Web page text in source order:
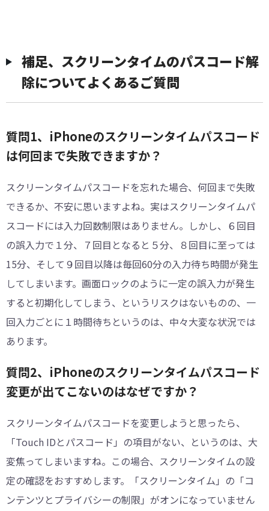
補足、スクリーンタイムのパスコード解
除についてよくあるご質問
質問1、iPhoneのスクリーンタイムパスコード
は何回まで失敗できますか？
スクリーンタイムパスコードを忘れた場合、何回まで失敗
できるか、不安に思いますよね。実はスクリーンタイムパ
スコードには入力回数制限はありません。しかし、６回目
の誤入力で１分、７回目となると５分、８回目に至っては
15分、そして９回目以降は毎回60分の入力待ち時間が発生
してしまいます。画面ロックのように一定の誤入力が発生
すると初期化してしまう、というリスクはないものの、一
回入力ごとに１時間待ちというのは、中々大変な状況では
あります。
質問2、iPhoneのスクリーンタイムパスコード
変更が出てこないのはなぜですか？
スクリーンタイムパスコードを変更しようと思ったら、
「Touch IDとパスコード」の項目がない、というのは、大
変焦ってしまいますね。この場合、スクリーンタイムの設
定の確認をおすすめします。「スクリーンタイム」の「コ
ンテンツとプライバシーの制限」がオンになっていません